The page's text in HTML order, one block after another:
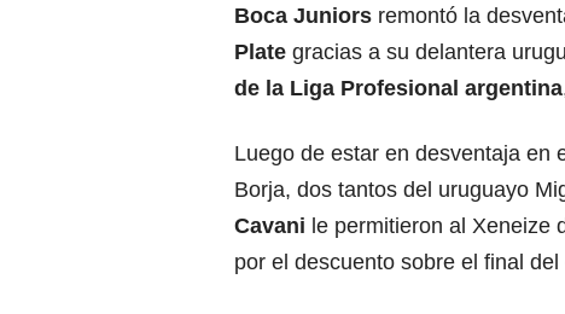
Boca Juniors remontó la
Plate gracias a su delantera
de la Liga Profesional argentina
Luego de estar en desventaja en
Borja, dos tantos del uruguayo
Cavani le permitieron al Xeneize
por el descuento sobre el final